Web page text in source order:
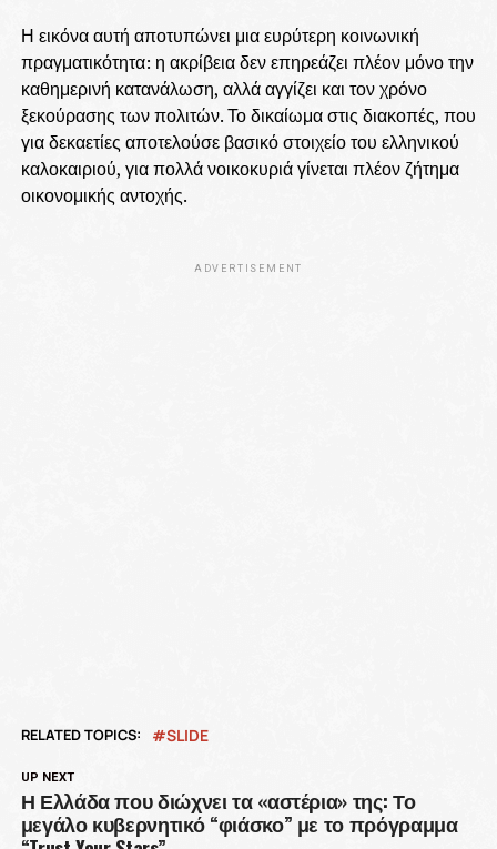
Η εικόνα αυτή αποτυπώνει μια ευρύτερη κοινωνική
πραγματικότητα: η ακρίβεια δεν επηρεάζει πλέον μόνο την
καθημερινή κατανάλωση, αλλά αγγίζει και τον χρόνο
ξεκούρασης των πολιτών. Το δικαίωμα στις διακοπές, που
για δεκαετίες αποτελούσε βασικό στοιχείο του ελληνικού
καλοκαιριού, για πολλά νοικοκυριά γίνεται πλέον ζήτημα
οικονομικής αντοχής.
ADVERTISEMENT
RELATED TOPICS: SLIDE
UP NEXT
Η Ελλάδα που διώχνει τα «αστέρια» της: Το
μεγάλο κυβερνητικό “φιάσκο” με το πρόγραμμα